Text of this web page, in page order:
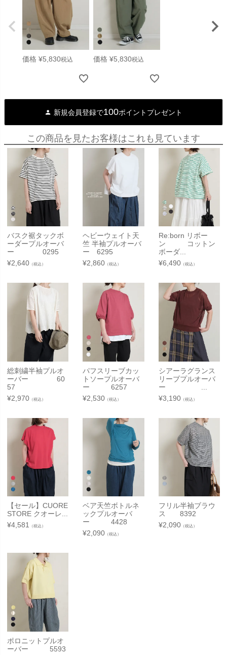
価格 ¥5,830税込 価格 ¥5,830税込
新規会員登録で100ポイントプレゼント
この商品を見たお客様はこれも見ています
バスク裾タックボ
ーダープルオーバ
ー 0295
¥2,640 （税込）
ヘビーウェイト天
竺 半袖プルオーバ
ー 6295
¥2,860 （税込）
Re:born リボー
ン コットン
ボーダ...
¥6,490（税込）
総刺繍半袖プルオ
ーバー 60
57
¥2,970 （税込）
パフスリーブカッ
トソープルオーバ
ー 6257
¥2,530 （税込）
シアーラグランス
リーブプルオーバ
ー ...
¥3,190（税込）
【セール】CUORE
STORE クオーレ...
¥4,581 （税込）
ベア天竺ボトルネ
ックプルオーバ
ー 4428
¥2,090 （税込）
フリル半袖ブラウ
ス 8392
¥2,090（税込）
ポロニットプルオ
ーバー 5593